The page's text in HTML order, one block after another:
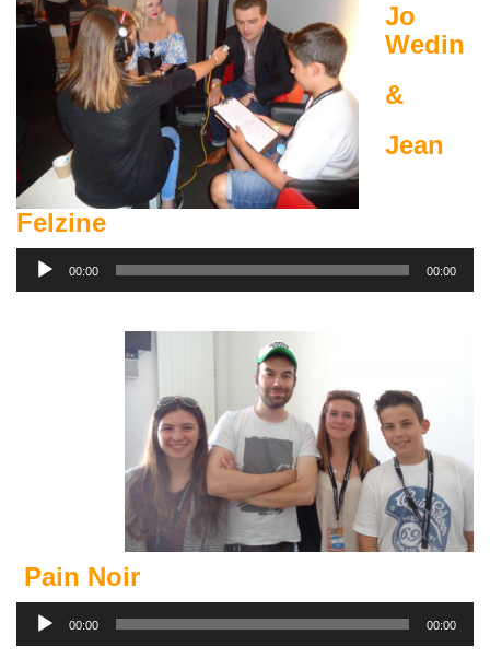
Jo
Wedin
&
Jean
Felzine
Lecteur
audio
00:00 00:00
Pain Noir
Lecteur
audio
00:00 00:00